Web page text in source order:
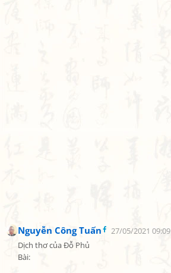
Nguyễn Công Tuấn
27/05/2021 09:09
Dịch thơ của Đỗ Phủ
Bài: